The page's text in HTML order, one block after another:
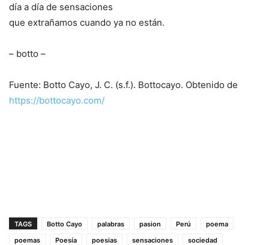
día a día de sensaciones
que extrañamos cuando ya no están.
– botto –
Fuente: Botto Cayo, J. C. (s.f.). Bottocayo. Obtenido de
https://bottocayo.com/
TAGS Botto Cayo palabras pasion Perú
poema
poemas
Poesía poesias sensaciones sociedad